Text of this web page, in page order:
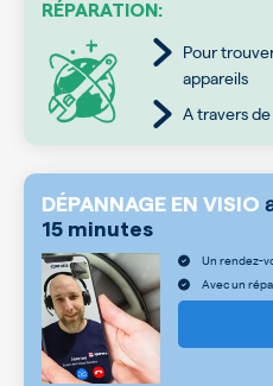
RÉPARATION:
Pour
appareils
A travers
DÉPANNAGE EN VISIO
15 minutes
Un rendez-
Avec un